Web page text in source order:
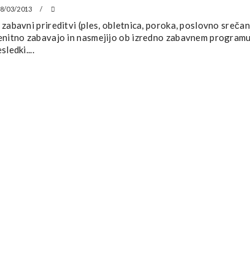
03/2013
zabavni prireditvi (ples, obletnica, poroka, poslovno
zabavajo in nasmejijo ob izredno zabavnem